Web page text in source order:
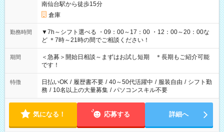
南仙台駅から徒歩15分
倉庫
勤務時間
▼7h～シフト選べる ・09：00～17：00 ・12：00～20：00な
ど ＊7時～21時の間でご相談ください！
期間
＜急募＞開始日相談～まずはお試し短期 ＊長期もご紹介可能
です！
特徴 日払いOK / 履歴書不要 / 40～50代活躍中 / 服装自由 / シフト勤
務 / 10名以上の大量募集 / パソコンスキル不要
気になる！ 応募する 詳細へ